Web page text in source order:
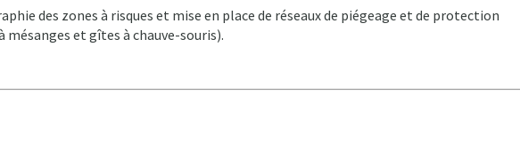
des zones à risques et mise en place de réseaux de piégeage et de protection
et gîtes à chauve-souris).